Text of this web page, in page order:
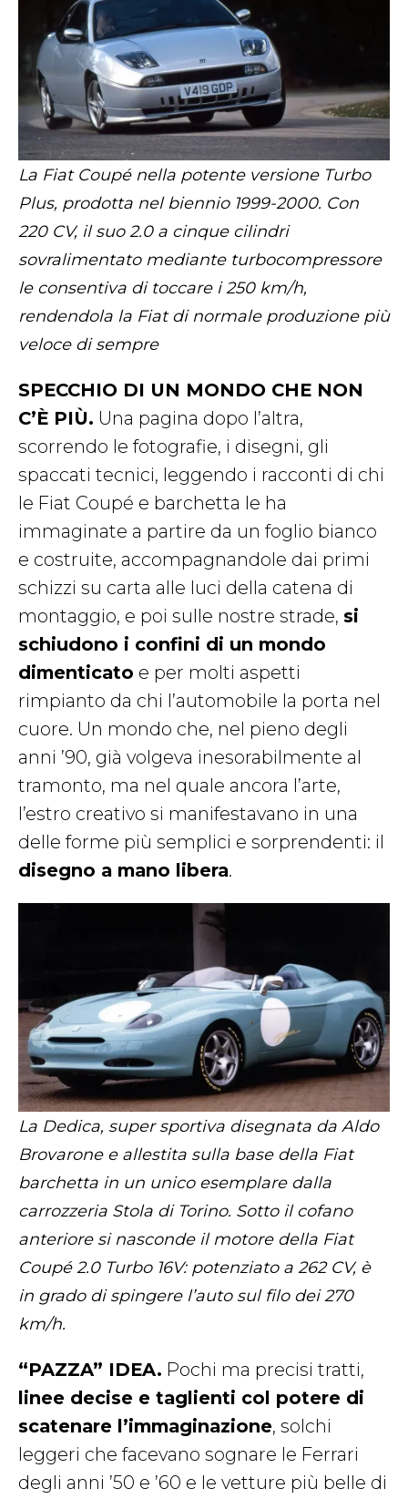
La Fiat Coupé nella potente versione Turbo
Plus, prodotta nel biennio 1999-2000. Con
220 CV, il suo 2.0 a cinque cilindri
sovralimentato mediante turbocompressore
le consentiva di toccare i 250 km/h,
rendendola la Fiat di normale produzione più
veloce di sempre
SPECCHIO DI UN MONDO CHE NON
C’È PIÙ. Una pagina dopo l’altra,
scorrendo le fotografie, i disegni, gli
spaccati tecnici, leggendo i racconti di chi
le Fiat Coupé e barchetta le ha
immaginate a partire da un foglio bianco
e costruite, accompagnandole dai primi
schizzi su carta alle luci della catena di
montaggio, e poi sulle nostre strade, si
schiudono i confini di un mondo
dimenticato e per molti aspetti
rimpianto da chi l’automobile la porta nel
cuore. Un mondo che, nel pieno degli
anni ’90, già volgeva inesorabilmente al
tramonto, ma nel quale ancora l’arte,
l’estro creativo si manifestavano in una
delle forme più semplici e sorprendenti: il
disegno a mano libera.
La Dedica, super sportiva disegnata da Aldo
Brovarone e allestita sulla base della Fiat
barchetta in un unico esemplare dalla
carrozzeria Stola di Torino. Sotto il cofano
anteriore si nasconde il motore della Fiat
Coupé 2.0 Turbo 16V: potenziato a 262 CV, è
in grado di spingere l’auto sul filo dei 270
km/h.
“PAZZA” IDEA. Pochi ma precisi tratti,
linee decise e taglienti col potere di
scatenare l’immaginazione, solchi
leggeri che facevano sognare le Ferrari
degli anni ’50 e ’60 e le vetture più belle di